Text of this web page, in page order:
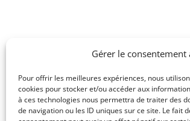
Gérer le consentement
Pour offrir les meilleures expériences, nous
cookies pour stocker et/ou accéder aux
à ces technologies nous permettra de traiter des
de navigation ou les ID uniques sur ce site. Le fait